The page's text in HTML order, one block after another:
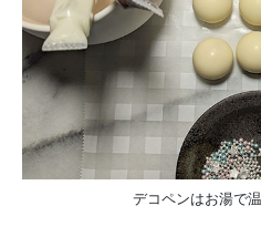
デコペンはお湯で